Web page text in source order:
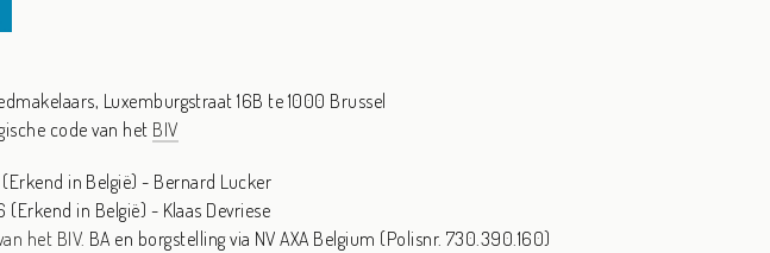
Luxemburgstraat 16B te 1000 Brussel
code van het BIV
in België) - Bernard Lucker
in België) - Klaas Devriese
het BIV. BA en borgstelling via NV AXA Belgium (Polisnr. 730.390.160)